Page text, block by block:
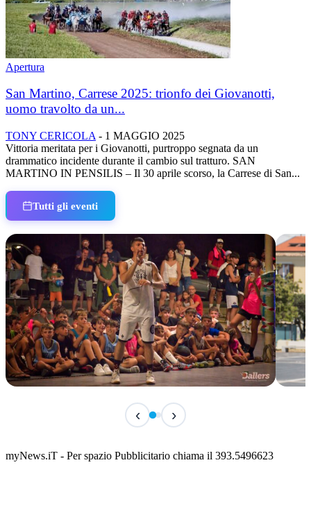
Apertura
San Martino, Carrese 2025: trionfo dei Giovanotti,
uomo travolto da un...
TONY CERICOLA - 1 MAGGIO 2025
Vittoria meritata per i Giovanotti, purtroppo segnata da un
drammatico incidente durante il cambio sul tratturo. SAN
MARTINO IN PENSILIS – Il 30 aprile scorso, la Carrese di San...
Tutti gli eventi
Classic Contest 3vs3 Memorial Michele
📅 6 Agosto 2026 · 09:00 · 📍 Lungomare C. Colombo
‹ ›
myNews.iT - Per spazio Pubblicitario chiama il 393.5496623